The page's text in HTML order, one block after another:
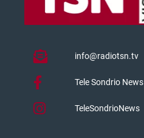
info@radiotsn.tv
Tele Sondrio News
TeleSondrioNews